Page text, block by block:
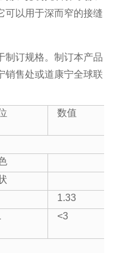
可以用于深而窄的接缝
制订规格。制订本产品
销售处或道康宁全球联
数值
1.33
<3